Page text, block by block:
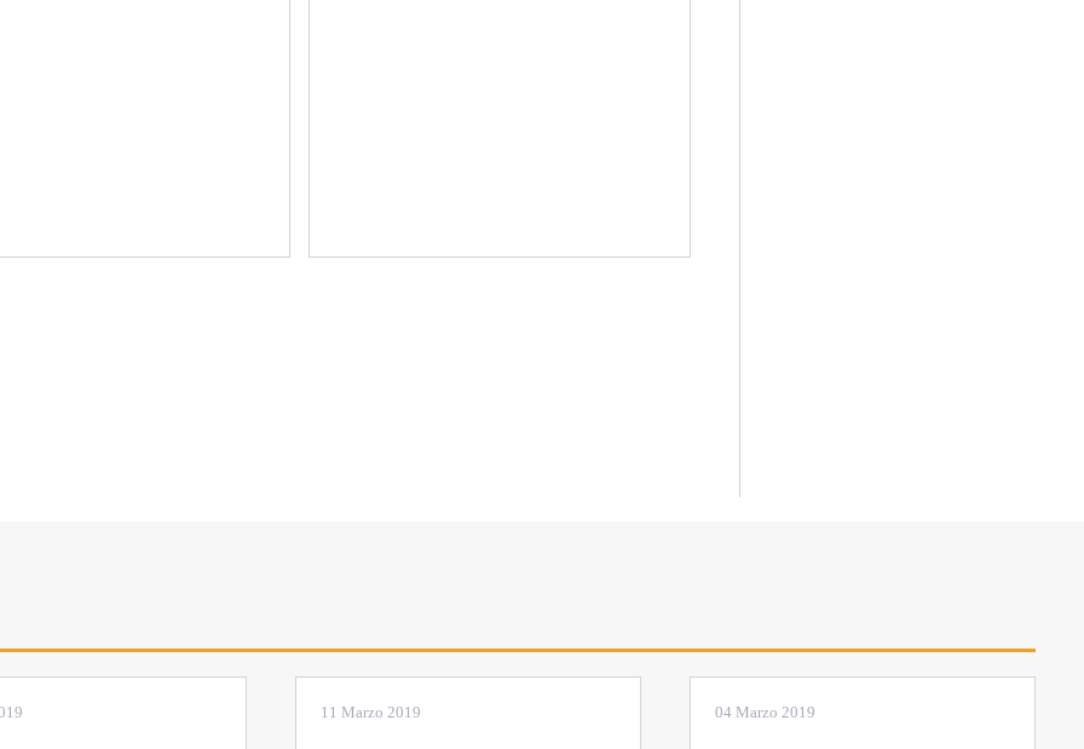
04 Marzo 2019 01 Febrero 2019